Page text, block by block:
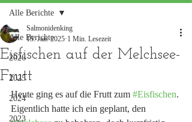
Alle Berichte
2026
2025
2024
2023
Alle Berichte
Eisfischen auf der Melchsee-
Frutt
Salmonidenking
15. Jan. 2025 1 Min. Lesezeit
Heute ging es auf die Frutt zum #Eisfischen.
Eigentlich hatte ich ein geplant, den